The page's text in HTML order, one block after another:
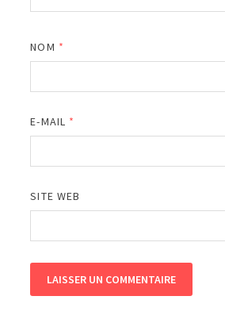
NOM *
E-MAIL *
SITE WEB